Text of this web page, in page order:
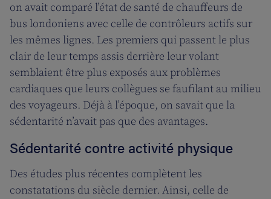
on avait comparé l’état de santé de chauffeurs de
bus londoniens avec celle de contrôleurs actifs sur
les mêmes lignes. Les premiers qui passent le plus
clair de leur temps assis derrière leur volant
semblaient être plus exposés aux problèmes
cardiaques que leurs collègues se faufilant au milieu
des voyageurs. Déjà à l’époque, on savait que la
sédentarité n’avait pas que des avantages.
Sédentarité contre activité physique
Des études plus récentes complètent les
constatations du siècle dernier. Ainsi, celle de